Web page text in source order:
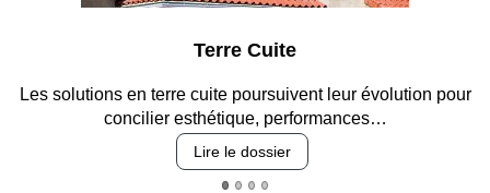
Terre Cuite
Les solutions en terre cuite poursuivent leur évolution pour
concilier esthétique, performances…
Lire le dossier